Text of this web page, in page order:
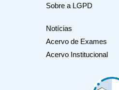
Sobre a LGPD
Notícias
Acervo de Exames
Acervo Institucional